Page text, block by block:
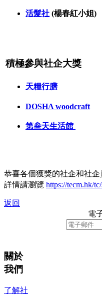
活髮社 (楊春紅小姐)
積極參與社企大獎
天糧行膳
DOSHA woodcraft
第叁天生活館
恭喜各個獲獎的社企和社
詳情請瀏覽 https://tecm.hk/
返回
電
關於
我們
了解社